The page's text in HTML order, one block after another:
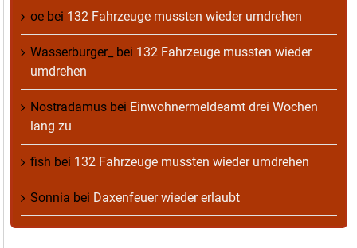
oe bei 132 Fahrzeuge mussten wieder umdrehen
Wasserburger_ bei 132 Fahrzeuge mussten wieder
umdrehen
Nostradamus bei Einwohnermeldeamt drei Wochen
lang zu
fish bei 132 Fahrzeuge mussten wieder umdrehen
Sonnia bei Daxenfeuer wieder erlaubt